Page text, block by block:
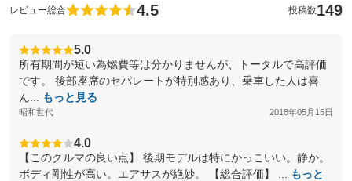
レビュー総合 4.5 投稿数149
5.0
所有期間が短い為燃費等は分かりませんが、トータルで高評価
です。 後部座席のセパレートが特別感あり、乗車した人は喜
ん...
もっと見る
昭和世代 2018年05月15日
4.0
【このクルマの良い点】 後期モデルは特にかっこいい。静か。
ボディ剛性が高い。エアサスが絶妙。 【総合評価】 ...
もっと